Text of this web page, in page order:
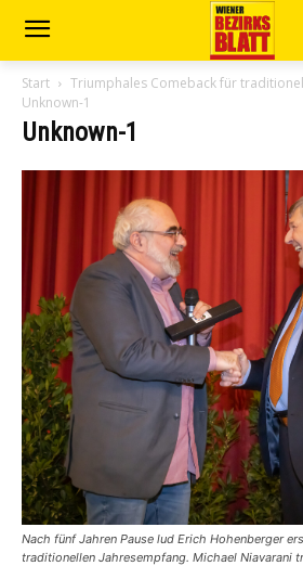
Start
Triumphales Comeback für
Unknown-1
Unknown-1
Nach fünf Jahren Pause lud Erich Hohenberger
traditionellen Jahresempfang. Michael Niavarani